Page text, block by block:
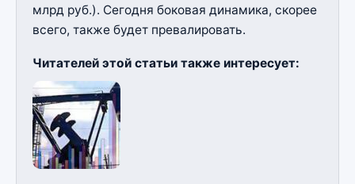
млрд руб.). Сегодня боковая динамика, скорее
всего, также будет превалировать.
Читателей этой статьи также интересует: